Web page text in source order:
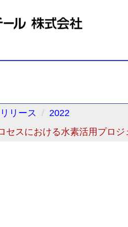
リース
2022
セスにおける水素活用プロ